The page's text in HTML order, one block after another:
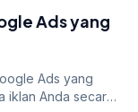
Ads yang
Ads yang
iklan Anda secara